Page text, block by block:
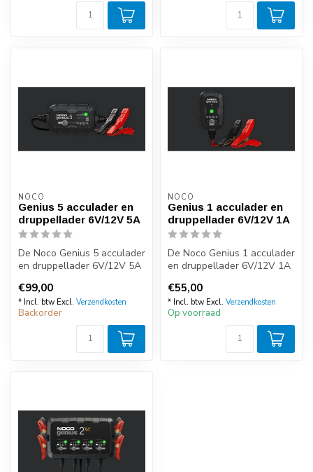
NOCO
Genius 5 acculader en
druppellader 6V/12V 5A
De Noco Genius 5 acculader
en druppellader 6V/12V 5A
zee...
€99,00
* Incl. btw Excl. Verzendkosten
Backorder
NOCO
Genius 1 acculader en
druppellader 6V/12V 1A
De Noco Genius 1 acculader
en druppellader 6V/12V 1A
zee...
€55,00
* Incl. btw Excl. Verzendkosten
Op voorraad